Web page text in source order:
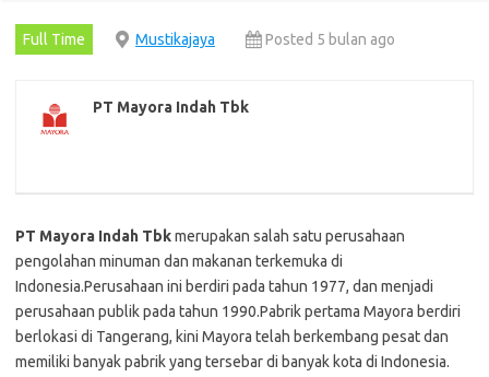
Full Time Mustikajaya Posted 5 bulan ago
PT Mayora Indah Tbk
PT Mayora Indah Tbkmerupakan salah satu perusahaan
pengolahan minuman dan makanan terkemuka di
Indonesia.Perusahaan ini berdiri pada tahun 1977, dan menjadi
perusahaan publik pada tahun 1990.Pabrik pertama Mayora berdiri
berlokasi di Tangerang, kini Mayora telah berkembang pesat dan
memiliki banyak pabrik yang tersebar di banyak kota di Indonesia.